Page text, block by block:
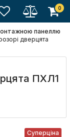
0
панеллю
дверцята
ПХЛ1
Суперціна